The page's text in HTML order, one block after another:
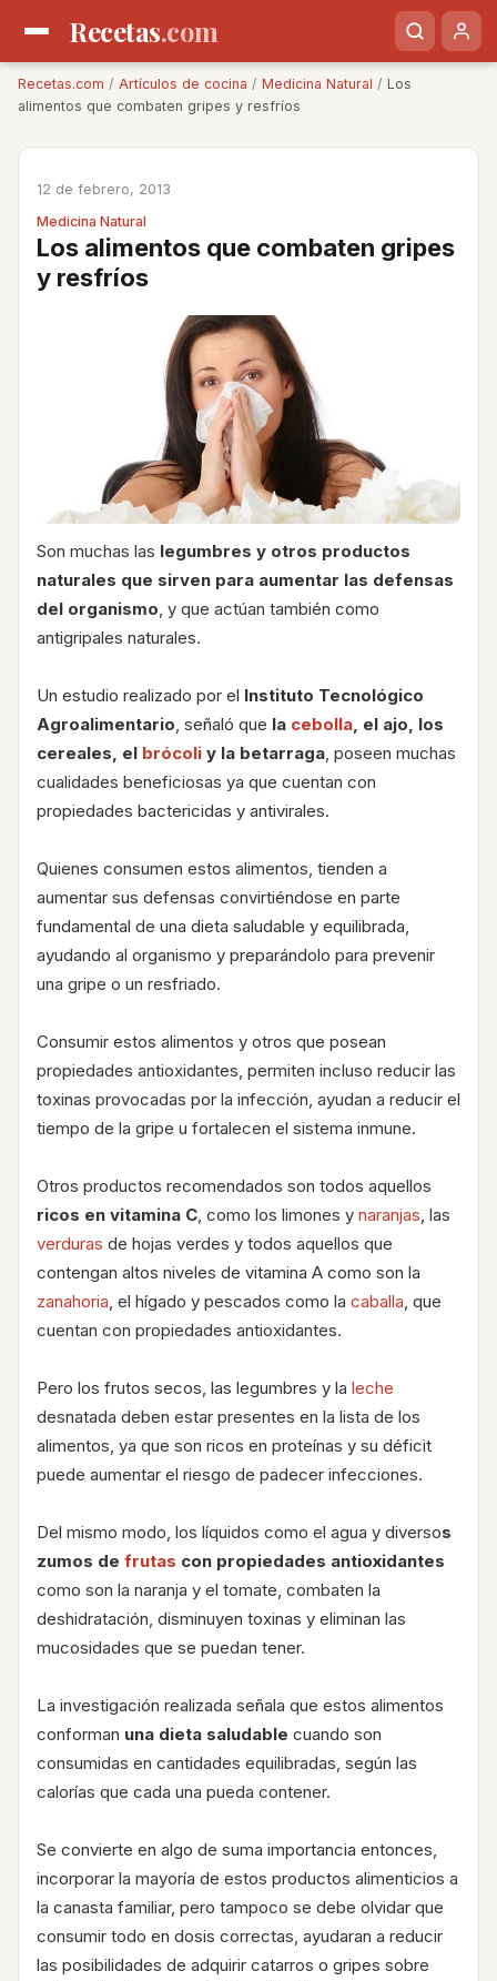
Recetas.com
Recetas.com / Artículos de cocina / Medicina Natural / Los
alimentos que combaten gripes y resfríos
12 de febrero, 2013
Medicina Natural
Los alimentos que combaten gripes
y resfríos
Son muchas las legumbres y otros productos
naturales que sirven para aumentar las defensas
del organismo, y que actúan también como
antigripales naturales.
Un estudio realizado por el Instituto Tecnológico
Agroalimentario, señaló que la cebolla, el ajo, los
cereales, el brócoli y la betarraga, poseen muchas
cualidades beneficiosas ya que cuentan con
propiedades bactericidas y antivirales.
Quienes consumen estos alimentos, tienden a
aumentar sus defensas convirtiéndose en parte
fundamental de una dieta saludable y equilibrada,
ayudando al organismo y preparándolo para prevenir
una gripe o un resfriado.
Consumir estos alimentos y otros que posean
propiedades antioxidantes, permiten incluso reducir las
toxinas provocadas por la infección, ayudan a reducir el
tiempo de la gripe u fortalecen el sistema inmune.
Otros productos recomendados son todos aquellos
ricos en vitamina C, como los limones y naranjas, las
verduras de hojas verdes y todos aquellos que
contengan altos niveles de vitamina A como son la
zanahoria, el hígado y pescados como la caballa, que
cuentan con propiedades antioxidantes.
Pero los frutos secos, las legumbres y la leche
desnatada deben estar presentes en la lista de los
alimentos, ya que son ricos en proteínas y su déficit
puede aumentar el riesgo de padecer infecciones.
Del mismo modo, los líquidos como el agua y diversos
zumos de frutas con propiedades antioxidantes
como son la naranja y el tomate, combaten la
deshidratación, disminuyen toxinas y eliminan las
mucosidades que se puedan tener.
La investigación realizada señala que estos alimentos
conforman una dieta saludable cuando son
consumidas en cantidades equilibradas, según las
calorías que cada una pueda contener.
Se convierte en algo de suma importancia entonces,
incorporar la mayoría de estos productos alimenticios a
la canasta familiar, pero tampoco se debe olvidar que
consumir todo en dosis correctas, ayudaran a reducir
las posibilidades de adquirir catarros o gripes sobre